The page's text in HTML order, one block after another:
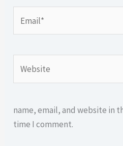
name, email, and website in
time I comment.